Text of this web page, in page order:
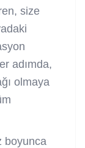
size
adımda,
olmaya
boyunca